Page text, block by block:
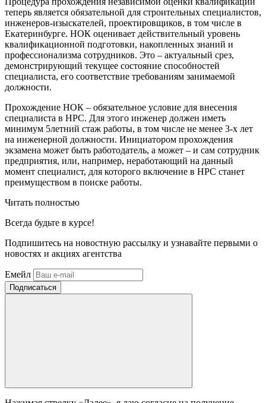
теперь является обязательной для строительных специалистов,
инженеров-изыскателей, проектировщиков, в том числе в
Екатеринбурге. НОК оценивает действительный уровень
квалификационной подготовки, накопленных знаний и
профессионализма сотрудников. Это – актуальный срез,
демонстрирующий текущее состояние способностей
специалиста, его соответствие требованиям занимаемой
должности.
Прохождение НОК – обязательное условие для внесения
специалиста в НРС. Для этого инженер должен иметь
минимум 5летний стаж работы, в том числе не менее 3-х лет
на инженерной должности. Инициатором прохождения
экзамена может быть работодатель, а может – и сам сотрудник
предприятия, или, например, неработающий на данный
момент специалист, для которого включение в НРС станет
преимуществом в поиске работы.
Читать полностью
Всегда будьте в курсе!
Подпишитесь на новостную рассылку и узнавайте первыми о
новостях и акциях агентства
Емейл